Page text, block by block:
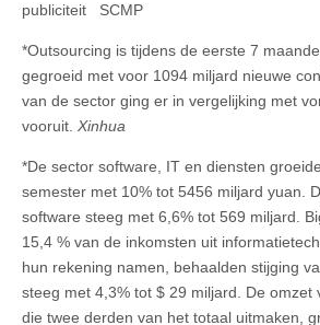
publiciteit SCMP
*Outsourcing is tijdens de eerste 7
gegroeid met voor 1094 miljard nieuwe
van de sector ging er in vergelijking met
vooruit. Xinhua
*De sector software, IT en diensten
semester met 10% tot 5456 miljard yuan.
software steeg met 6,6% tot 569 miljard.
15,4 % van de inkomsten uit
hun rekening namen, behaalden stijging
steeg met 4,3% tot $ 29 miljard. De omzet
die twee derden van het totaal uitmaken,